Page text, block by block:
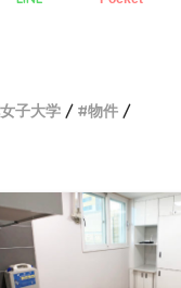
子大学
物件